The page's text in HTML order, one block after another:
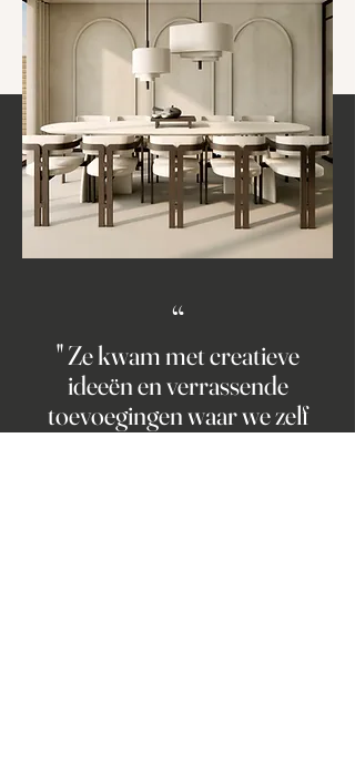
“
" Ze kwam met creatieve
ideeën en verrassende
toevoegingen waar we zelf